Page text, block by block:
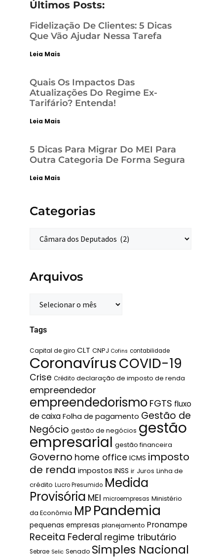
Últimos Posts:
Fidelização De Clientes: 5 Dicas
Que Vão Ajudar Nessa Tarefa
Leia Mais
Quais Os Impactos Das
Atualizações Do Regime Ex-
Tarifário? Entenda!
Leia Mais
5 Dicas Para Migrar Do MEI Para
Outra Categoria De Forma Segura
Leia Mais
Categorias
Arquivos
Tags
Capital de giro CLT CNPJ Cofins contabilidade
CoronavírusCOVID-19
Crise Crédito declaração de imposto de renda
empreendedor
empreendedorismo FGTS fluxo
de caixa Folha de pagamento Gestão de
Negócio gestão de negócios gestão
empresarial gestão financeira
Governo home office ICMS imposto
de renda impostos INSS ir Juros Linha de
crédito Lucro Presumido Medida
Provisória MEI microempresas Ministério
da Econômia MPPandemia
pequenas empresas planejamento Pronampe
Receita Federal regime tributário
Sebrae Selic Senado Simples Nacional